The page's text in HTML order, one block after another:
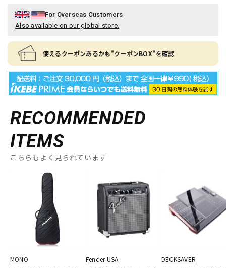
For Overseas Customers
Also available on our global store.
使えるクーポンあるかも"クーポンBOX"を確認
RECOMMENDED
ITEMS
こちらもよく見られています
MONO
Fender USA
DECKSAVER